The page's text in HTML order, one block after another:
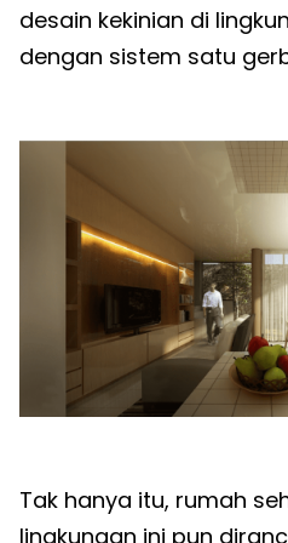
desain kekinian di
dengan sistem satu
Tak hanya itu, rumah
lingkungan ini pun